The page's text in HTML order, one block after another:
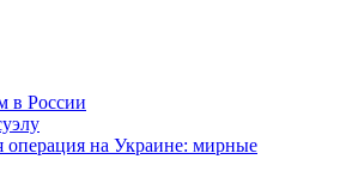
в России
операция на Украине: мирные